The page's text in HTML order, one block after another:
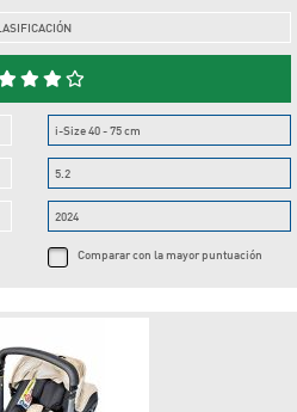
i-Size 40 - 75 cm
5.2
2024
Comparar con la mayor puntuación